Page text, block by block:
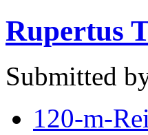
Rupertus
Submitted
120-m-